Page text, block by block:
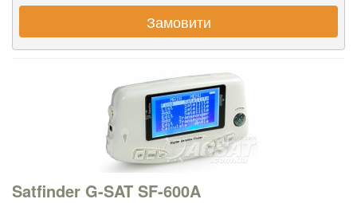
Замовити
Satfinder G-SAT SF-600A